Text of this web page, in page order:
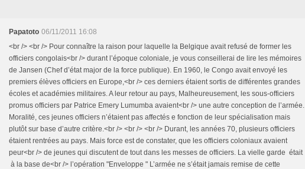
Papatoto 06/11/2011 16:08
<br /> <br /> Pour connaître la raison pour laquelle la Belgique avait refusé de former les
officiers congolais<br /> durant l’époque coloniale, je vous conseillerai de lire les mémoires
de Jansen (Chef d’état major de la force publique). En 1960, le Congo avait envoyé les
premiers élèves officiers en Europe,<br /> ces derniers étaient sortis de différentes grandes
écoles et académies militaires. A leur retour au pays, Malheureusement, les sous-officiers
promus officiers par Patrice Emery Lumumba avaient<br /> une autre conception de l’armée.
Moralité, ces jeunes officiers n’étaient pas affectés e fonction de leur spécialisation mais
plutôt sur base d’autre critère.<br /> <br /> <br /> Durant, les années 70, plusieurs officiers
étaient rentrées au pays. Mais force est de constater, que les officiers coloniaux avaient
peur<br /> de jeunes qui discutent de tout dans les messes de officiers. La vielle garde était
à la base de<br /> l’opération "Enveloppe " L’armée ne s’était jamais remise de cette